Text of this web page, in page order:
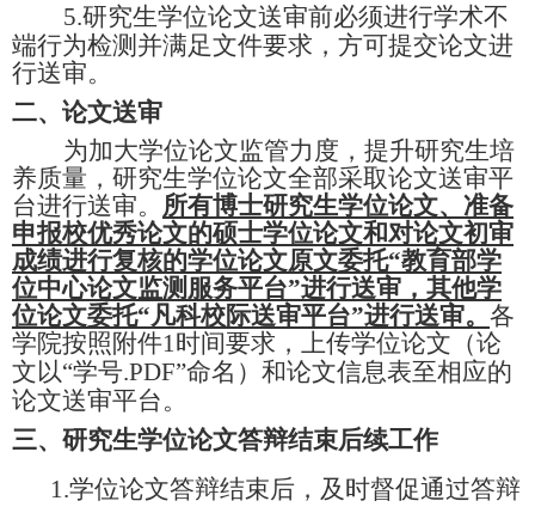
5.研究生学位论文送审前必须进行学术不
端行为检测并满足文件要求，方可提交论文进
行送审。
二、论文送审
为加大学位论文监管力度，提升研究生培
养质量，研究生学位论文全部采取论文送审平
台进行送审。 所有博士研究生学位论文、准备
申报校优秀论文的硕士学位论文和对论文初审
成绩进行复核的学位论文原文委托“教育部学
位中心论文监测服务平台”进行送审，其他学
位论文委托“凡科校际送审平台”进行送审。 各
学院按照附件1时间要求，上传学位论文（论
文以“学号.PDF”命名）和论文信息表至相应的
论文送审平台。
三、研究生学位论文答辩结束后续工作
1.学位论文答辩结束后，及时督促通过答辩